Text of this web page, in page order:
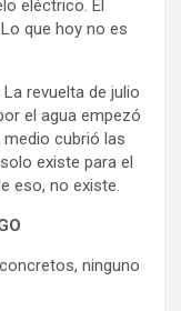
eléctrico. El
que hoy no es
revuelta de julio
el agua empezó
cubrió las
existe para el
eso, no existe.
ninguno